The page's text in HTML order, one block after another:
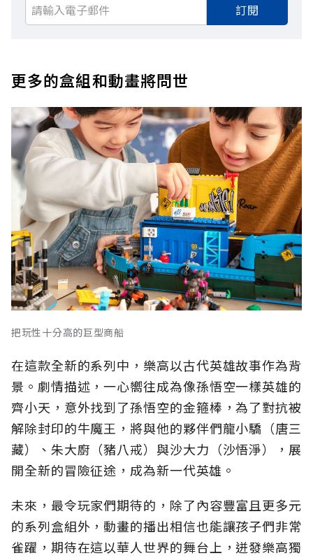
訂閱
更多的盒組和動畫將問世
把玩性十分高的巨型商船
在這款全新的系列中，樂高以古代英雄故事作為背
景。劇情描述，一心嚮往成為像孫悟空一樣英雄的
齊小天，意外找到了孫悟空的金箍棒，為了對抗被
解除封印的牛魔王，將與他的夥伴們龍小驕（唐三
藏）、朱大廚（豬八戒）與沙大力（沙悟淨），展
開全新的冒險征途，成為新一代英雄。
未來，最令玩家們期待的，除了內容豐富且更多元
的系列盒組外，動畫的播出相信也能讓孩子們非常
雀躍，期待在這以華人世界的舞台上，迸發樂高獨